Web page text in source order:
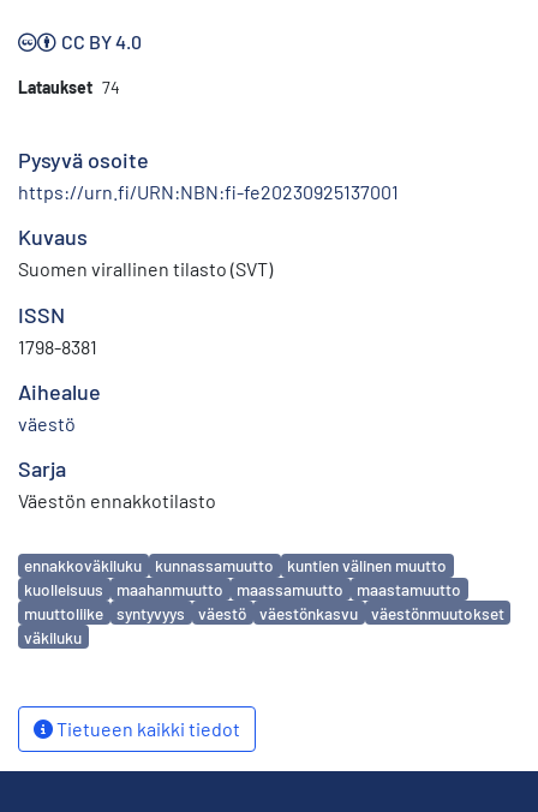
CC BY 4.0
Lataukset 74
Pysyvä osoite
https://urn.fi/URN:NBN:fi-fe20230925137001
Kuvaus
Suomen virallinen tilasto (SVT)
ISSN
1798-8381
Aihealue
väestö
Sarja
Väestön ennakkotilasto
Avainsanat
ennakkoväkiluku kunnassamuutto
kuntien välinen muutto
kuolleisuus
maahanmuutto maassamuutto
maastamuutto
muuttoliike
syntyvyys väestö väestönkasvu
väestönmuutokset
väkiluku
Tietueen kaikki tiedot